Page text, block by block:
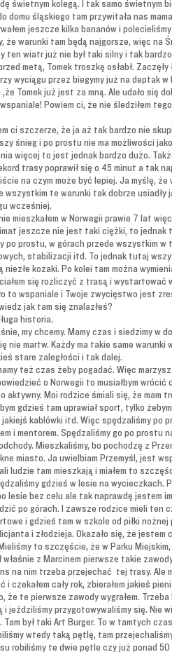
świetnym kolegą. I tak samo świetnym
domu śląskiego tam przywitała nas
jeszcze kilka bananów i
że warunki tam będą najgorsze, więc na
ten wiatr już nie był taki silny i tak
metą, Tomek troszkę osłabł.
wyciągu przez biegymy już na deptak
,że Tomek już jest za mną. Ale udało się
Powiem ci, że nie śledziłem
ci szczerze, że ja aż tak bardzo nie
śnieg i po prostu nie ma możliwości
więcej to jest jednak bardzo dużo.
trasy poprawił się o 45 minut a tak
na czym może być lepiej. Ja myślę,
wszystkim te warunki tak dobrze
wcześniej.
mieszkałem w Norwegii prawie 7 lat
jeszcze nie jest taki ciężki, to jednak
po prostu, w górach przede wszystkim w
stabilizacji itd. To jednak tutaj
niezłe kozaki. Po kolei tam można
się rozliczyć z trasą i wystartować
to wspaniale i Twoje zwycięstwo jest
jak tam się znalazłeś?
historia.
my chcemy. Mamy czas i siedzimy
nie martw. Każdy ma takie same
stare zaległości i tak dalej.
też czas żeby pogadać. Więc
o Norwegii to musiałbym
aktywny. Moi rodzice śmiali się, że mam
gdzieś tam uprawiał sport, tylko
jakiejś kablówki itd. Więc spędzaliśmy po
i mentorem. Spędzaliśmy go po prostu
Mieszkaliśmy, bo pochodzę z
miasto. Ja uwielbiam Przemyśl, jest
ludzie tam mieszkają i miałem to
gdzieś w lesie na wycieczkach.
lesie bez celu ale tak naprawdę jestem
po górach. I zawsze rodzice mieli ten
i gdzieś tam w szkole od piłki
i złodzieja. Okazało się, że
to szczęście, że w Parku
właśnie z Marcinem pierwsze takie
na nim trzeba przejechać tej trasy. Ale
i czekałem cały rok, zbierałem jakieś
że te pierwsze zawody wygrałem.
i jeździliśmy przygotowywaliśmy się. Nie
Tam był taki Art Burger. To w tamtych
wtedy taką pętlę, tam
robiliśmy te dwie pętle czy już ponad